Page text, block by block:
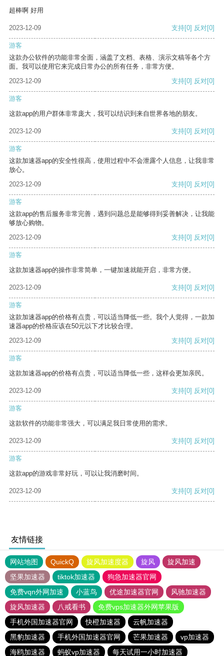
超棒啊 好用
2023-12-09 支持[0] 反对[0]
游客
这款办公软件的功能非常全面，涵盖了文档、表格、演示文稿等各个方
面。我可以使用它来完成日常办公的所有任务，非常方便。
2023-12-09
支持[0] 反对[0]
游客
这款app的用户群体非常庞大，我可以结识到来自世界各地的朋友。
2023-12-09 支持[0] 反对[0]
游客
这款加速器app的安全性很高，使用过程中不会泄露个人信息，让我非常
放心。
2023-12-09
支持[0] 反对[0]
游客
这款app的售后服务非常完善，遇到问题总是能够得到妥善解决，让我能
够放心购物。
2023-12-09
支持[0] 反对[0]
游客
这款加速器app的操作非常简单，一键加速就能开启，非常方便。
2023-12-09 支持[0] 反对[0]
游客
这款加速器app的价格有点贵，可以适当降低一些。我个人觉得，一款加
速器app的价格应该在50元以下才比较合理。
2023-12-09
支持[0] 反对[0]
游客
这款加速器app的价格有点贵，可以适当降低一些，这样会更加亲民。
2023-12-09 支持[0] 反对[0]
游客
这款软件的功能非常强大，可以满足我日常使用的需求。
2023-12-09 支持[0] 反对[0]
游客
这款app的游戏非常好玩，可以让我消磨时间。
2023-12-09 支持[0] 反对[0]
友情链接
网站地图 QuickQ 旋风加速度器 旋风
旋风加速
坚果加速器
tiktok加速器
狗急加速器官网
免费vqn外网加速
小蓝鸟 优途加速器官网
风驰加速器
旋风加速器
八戒看书
免费vps加速器外网苹果版
手机外国加速器官网
快橙加速器
云帆加速器
黑豹加速器
手机外国加速器官网 芒果加速器
vp加速器
海鸥加速器
蚂蚁vp加速器 每天试用一小时加速器